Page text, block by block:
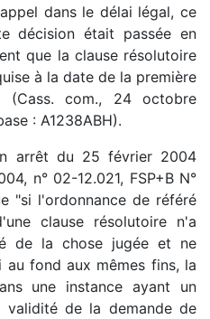
dans le délai légal, ce
décision était passée en
que la clause résolutoire
à la date de la première
(Cass. com., 24 octobre
: A1238ABH).
arrêt du 25 février 2004
n° 02-12.021, FSP+B N°
"si l'ordonnance de référé
clause résolutoire n'a
de la chose jugée et ne
au fond aux mêmes fins, la
une instance ayant un
de la demande de